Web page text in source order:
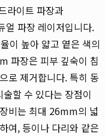
라이트 파장과
얼 파장 레이저입니다.
이 높아 얇고 옅은 색의
파장은 피부 깊숙이 침
로 제거합니다. 특히 동
할 수 있다는 장점이
비는 최대 26mm의 넓
여, 등이나 다리와 같은